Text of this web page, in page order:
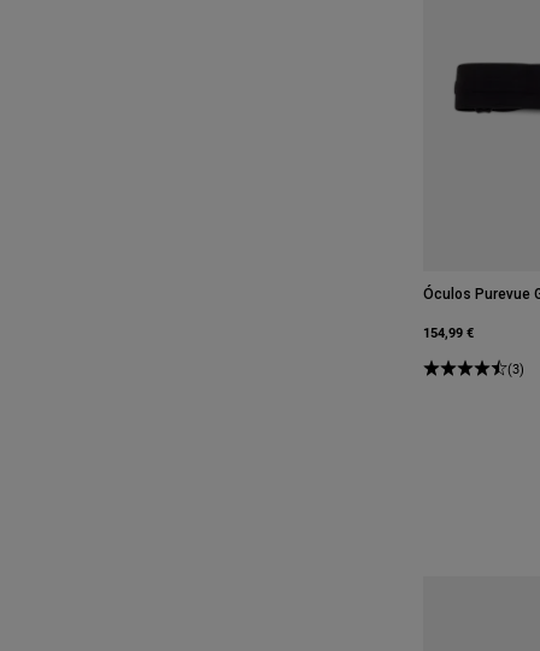
Óculos Purevue
154,99 €
(3)